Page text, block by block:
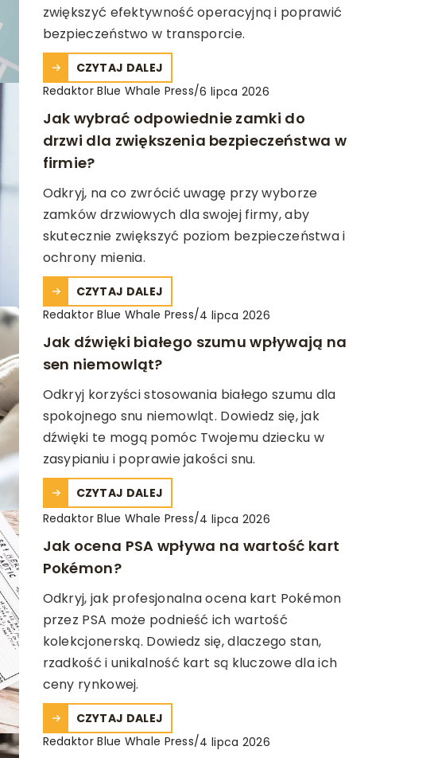
zwiększyć efektywność operacyjną i poprawić
bezpieczeństwo w transporcie.
CZYTAJ DALEJ
Redaktor Blue Whale Press/6 lipca 2026
Jak wybrać odpowiednie zamki do
drzwi dla zwiększenia bezpieczeństwa w
firmie?
Odkryj, na co zwrócić uwagę przy wyborze
zamków drzwiowych dla swojej firmy, aby
skutecznie zwiększyć poziom bezpieczeństwa i
ochrony mienia.
CZYTAJ DALEJ
Redaktor Blue Whale Press/4 lipca 2026
Jak dźwięki białego szumu wpływają na
sen niemowląt?
Odkryj korzyści stosowania białego szumu dla
spokojnego snu niemowląt. Dowiedz się, jak
dźwięki te mogą pomóc Twojemu dziecku w
zasypianiu i poprawie jakości snu.
CZYTAJ DALEJ
Redaktor Blue Whale Press/4 lipca 2026
Jak ocena PSA wpływa na wartość kart
Pokémon?
Odkryj, jak profesjonalna ocena kart Pokémon
przez PSA może podnieść ich wartość
kolekcjonerską. Dowiedz się, dlaczego stan,
rzadkość i unikalność kart są kluczowe dla ich
ceny rynkowej.
CZYTAJ DALEJ
Redaktor Blue Whale Press/4 lipca 2026